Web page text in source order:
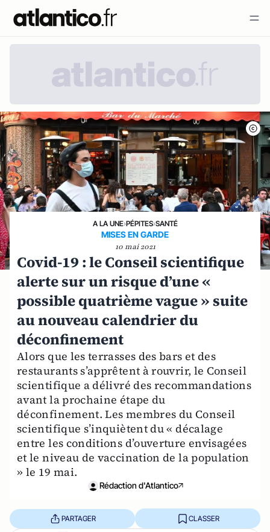
A LA UNE›PÉPITES›SANTÉ
MISES EN GARDE
10 mai 2021
Covid-19 : le Conseil scientifique
alerte sur un risque d’une «
possible quatrième vague » suite
au nouveau calendrier du
déconfinement
Alors que les terrasses des bars et des
restaurants s’apprêtent à rouvrir, le Conseil
scientifique a délivré des recommandations
avant la prochaine étape du
déconfinement. Les membres du Conseil
scientifique s’inquiètent du « décalage
entre les conditions d’ouverture envisagées
et le niveau de vaccination de la population
» le 19 mai.
Rédaction d'Atlantico
PARTAGER CLASSER